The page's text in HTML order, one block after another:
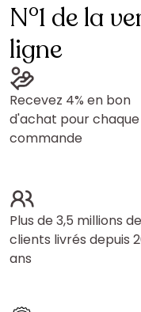
N°1 de la
ligne
Recevez 4% en bon
d'achat pour chaque
commande
Plus de 3,5 millions de
clients livrés depuis
ans